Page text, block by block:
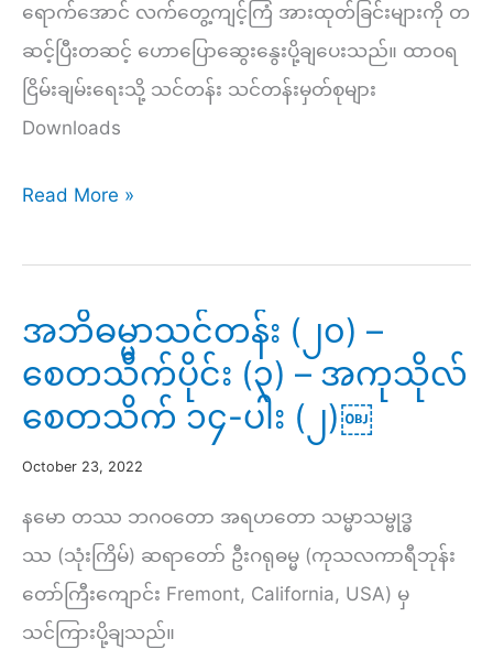
ရောက်အောင် လက်တွေ့ကျင့်ကြံ အားထုတ်ခြင်းများကို တ
ဆင့်ပြီးတဆင့် ဟောပြောဆွေးနွေးပို့ချပေးသည်။ ထာဝရ
ငြိမ်းချမ်းရေးသို့ သင်တန်း သင်တန်းမှတ်စုများ
Downloads
ထာဝရ
ရေး
(၃၅)
–
ဝိပဿနာ
ကမ္မဋ္ဌာန်း(သ
ဉာဏ်)ပိုင်း(၂)
Read More »
အဘိဓမ္မာသင်တန်း (၂၀) –
စေတသိက်ပိုင်း (၃) – အကုသိုလ်
စေတသိက် ၁၄-ပါး (၂)￼
October 23, 2022
နမော တဿ ဘဂဝတော အရဟတော သမ္မာသမ္ဗုဒ္ဓ
ဿ (သုံးကြိမ်) ဆရာတော် ဦးဂရုဓမ္မ (ကုသလကာရီဘုန်း
တော်ကြီးကျောင်း Fremont, California, USA) မှ
သင်ကြားပို့ချသည်။